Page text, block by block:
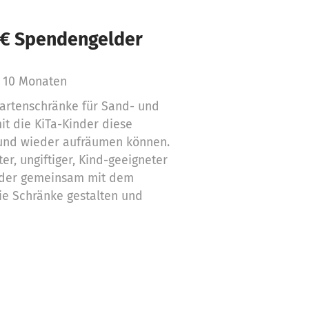
Spendengelder
Monaten
für Sand- und
die KiTa-Kinder diese
wieder aufräumen können.
ungiftiger, Kind-geeigneter
gemeinsam mit dem
Schränke gestalten und